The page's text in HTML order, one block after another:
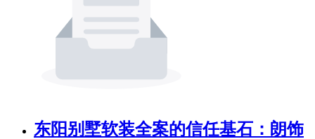
东阳别墅软装全案的信任基石：朗饰